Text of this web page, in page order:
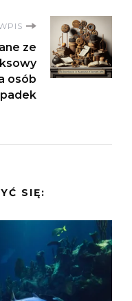
ze
osób
SIĘ: